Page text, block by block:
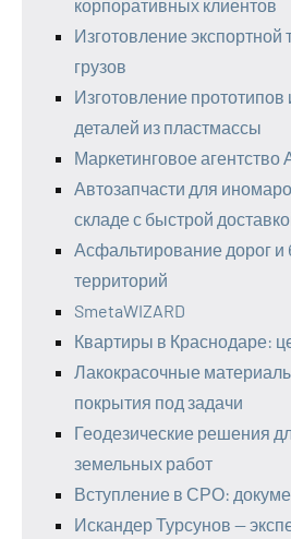
корпоративных клиентов
Изготовление
грузов
Изготовление
деталей из пластмассы
Маркетинговое агентство
Автозапчасти для
складе с быстрой
Асфальтирование дорог и
территорий
SmetaWIZARD
Квартиры в Краснодаре:
Лакокрасочные
покрытия под задачи
Геодезические решения
земельных работ
Вступление в СРО:
Искандер Турсунов —